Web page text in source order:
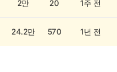
2만 20 1주 전
24.2만 570 1년 전